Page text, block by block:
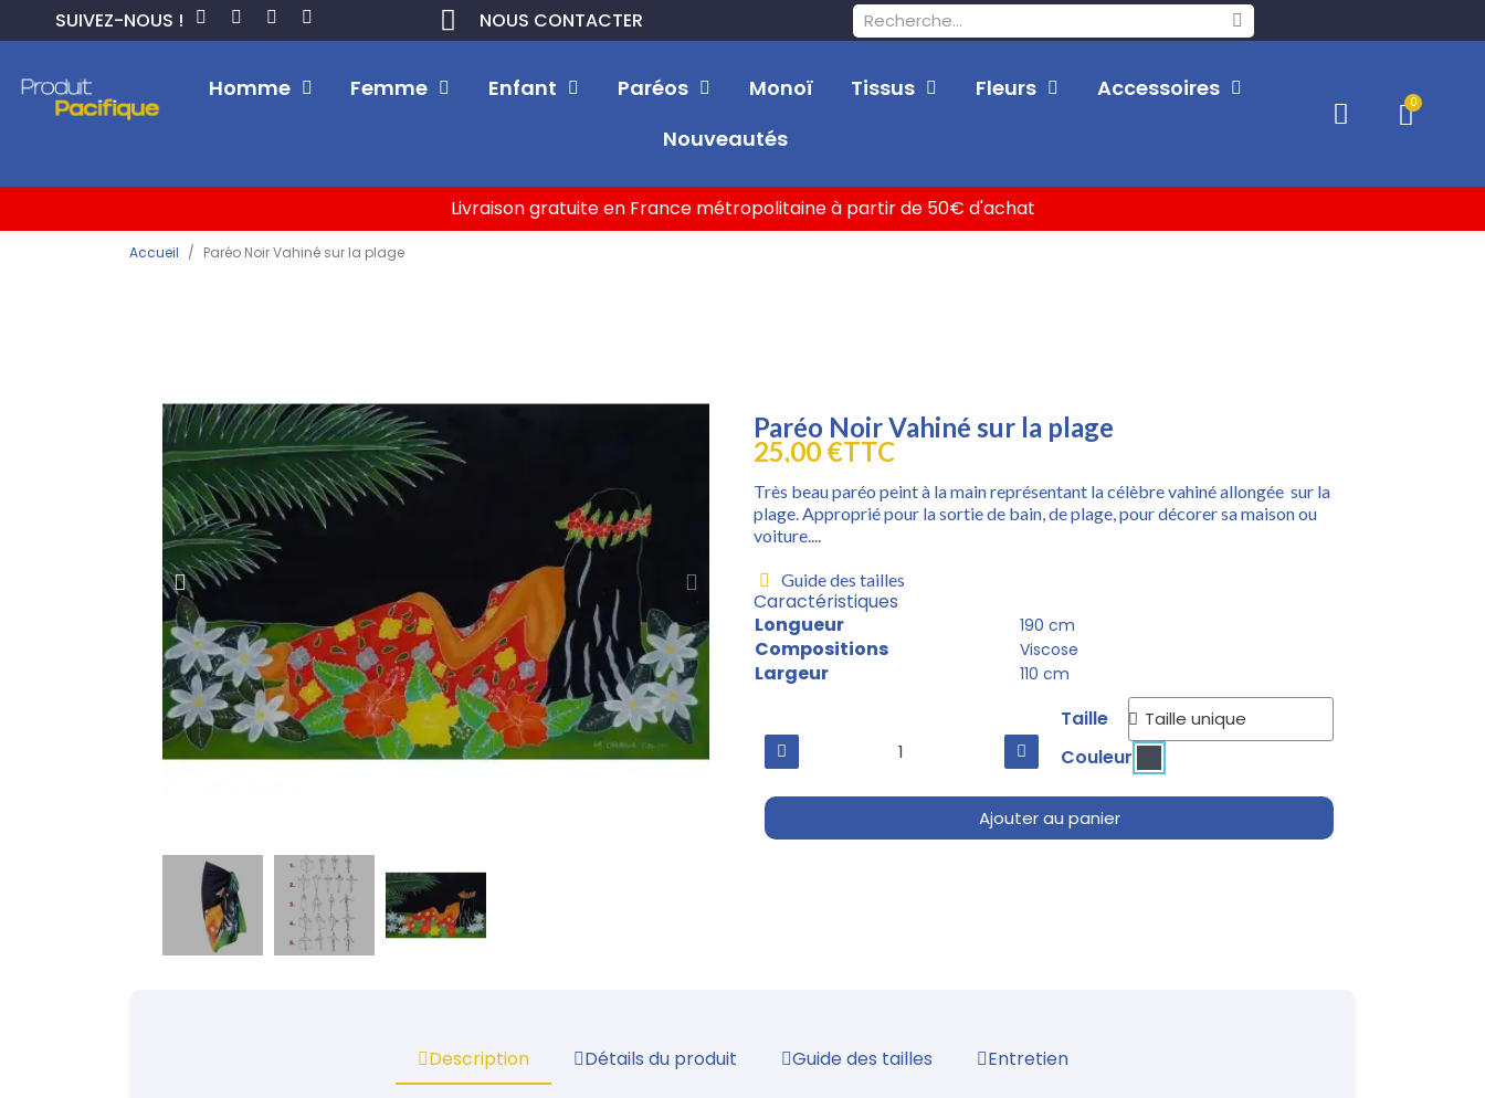
SUIVEZ-NOUS ! NOUS CONTACTER
Homme Femme Enfant Paréos Monoï Tissus Fleurs
Accessoires
Nouveautés
Livraison gratuite en France métropolitaine à partir de 50€ d'achat
Accueil Paréo Noir Vahiné sur la plage
Paréo Noir Vahiné sur la plage
25,00 €TTC
Très beau paréo peint à la main représentant la célèbre vahiné allongée sur la
plage. Approprié pour la sortie de bain, de plage, pour décorer sa maison ou
voiture....
Guide des tailles
Caractéristiques
Longueur
190 cm
Compositions Viscose
Largeur 110 cm
Taille
Couleur
Ajouter au panier
Description Détails du produit Guide des tailles Entretien